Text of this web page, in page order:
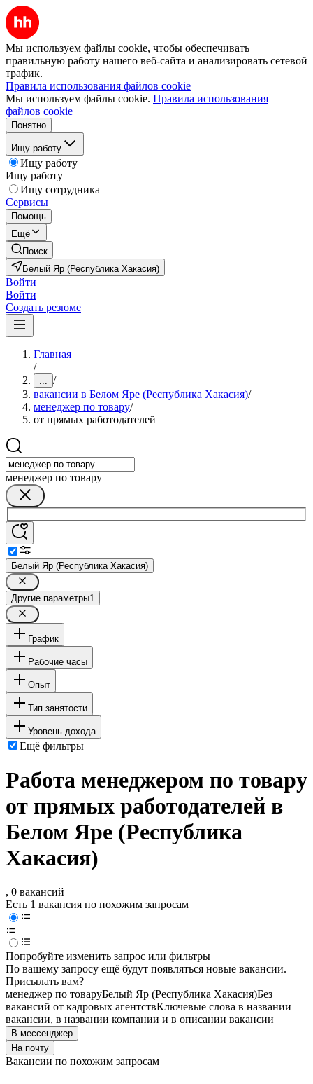
Мы используем файлы cookie, чтобы обеспечивать
правильную работу нашего веб-сайта и анализировать сетевой
трафик.
Правила использования файлов cookie
Мы используем файлы cookie. Правила использования
файлов cookie
Понятно
Ищу работу
Ищу работу
Ищу работу
Ищу сотрудника
Сервисы
Помощь
Ещё
Поиск
Белый Яр (Республика Хакасия)
Войти
Войти
Создать резюме
Главная
/
... /
вакансии в Белом Яре (Республика Хакасия)/
менеджер по товару/
от прямых работодателей
менеджер по товару
Белый Яр (Республика Хакасия)
Другие параметры1
График
Рабочие часы
Опыт
Тип занятости
Уровень дохода
Ещё фильтры
Работа менеджером по товару
от прямых работодателей в
Белом Яре (Республика
Хакасия)
, 0 вакансий
Есть 1 вакансия по похожим запросам
Попробуйте изменить запрос или фильтры
По вашему запросу ещё будут появляться новые вакансии.
Присылать вам?
менеджер по товаруБелый Яр (Республика Хакасия)Без
вакансий от кадровых агентствКлючевые слова в названии
вакансии, в названии компании и в описании вакансии
В мессенджер
На почту
Вакансии по похожим запросам